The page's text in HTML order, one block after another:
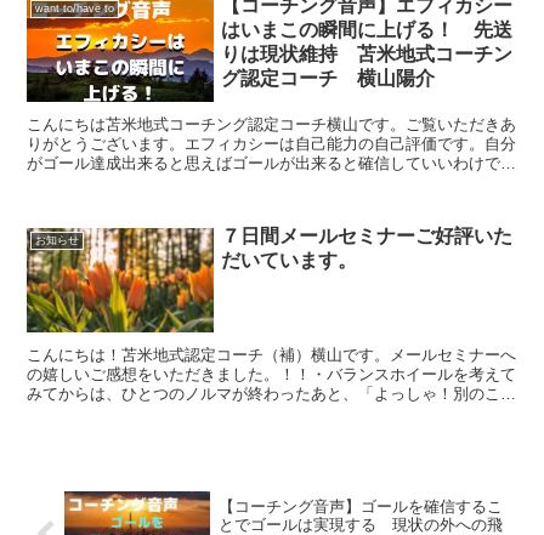
want to/have to
【コーチング音声】エフィカシー
はいまこの瞬間に上げる！ 先送
りは現状維持 苫米地式コーチン
グ認定コーチ 横山陽介
こんにちは苫米地式コーチング認定コーチ横山です。ご覧いただきあ
りがとうございます。エフィカシーは自己能力の自己評価です。自分
がゴール達成出来ると思えばゴールが出来ると確信していいわけで
お知らせ
７日間メールセミナーご好評いた
だいています。
こんにちは！苫米地式認定コーチ（補）横山です。メールセミナーへ
の嬉しいご感想をいただきました。！！・バランスホイールを考えて
みてからは、ひとつのノルマが終わったあと、「よっしゃ！別のこと
【コーチング音声】ゴールを確信するこ
とでゴールは実現する 現状の外への飛